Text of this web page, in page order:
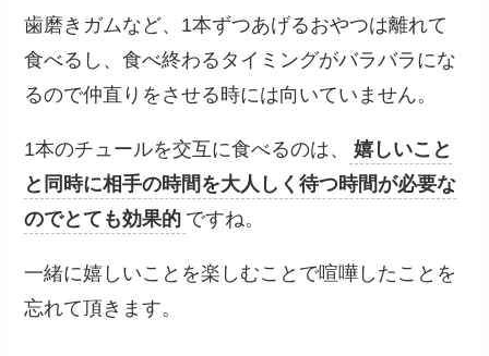
歯磨きガムなど、1本ずつあげるおやつは離れて
食べるし、食べ終わるタイミングがバラバラにな
るので仲直りをさせる時には向いていません。
1本のチュールを交互に食べるのは、
嬉しいこと
と同時に相手の時間を大人しく待つ時間が必要な
のでとても効果的 ですね。
一緒に嬉しいことを楽しむことで喧嘩したことを
忘れて頂きます。